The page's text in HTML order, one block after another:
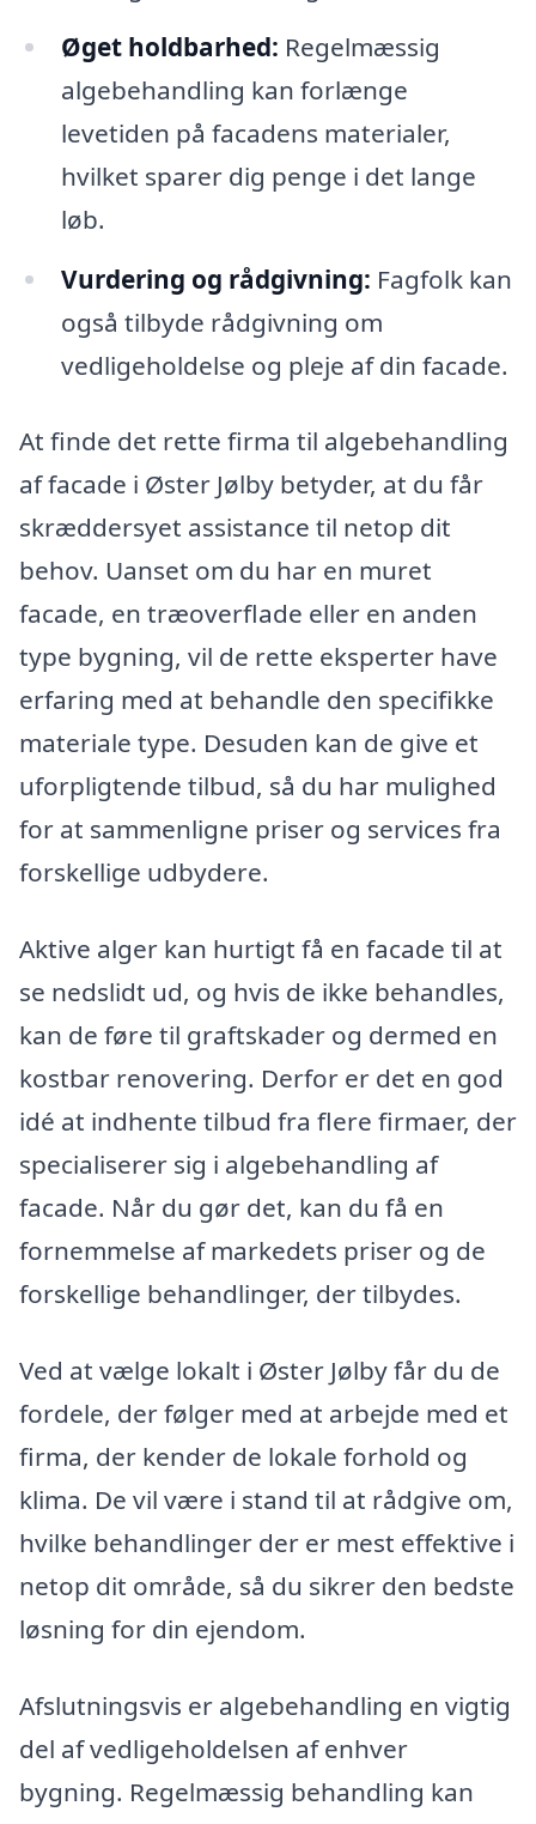
Øget holdbarhed: Regelmæssig
algebehandling kan forlænge
levetiden på facadens materialer,
hvilket sparer dig penge i det lange
løb.
Vurdering og rådgivning: Fagfolk kan
også tilbyde rådgivning om
vedligeholdelse og pleje af din facade.
At finde det rette firma til algebehandling
af facade i Øster Jølby betyder, at du får
skræddersyet assistance til netop dit
behov. Uanset om du har en muret
facade, en træoverflade eller en anden
type bygning, vil de rette eksperter have
erfaring med at behandle den specifikke
materiale type. Desuden kan de give et
uforpligtende tilbud, så du har mulighed
for at sammenligne priser og services fra
forskellige udbydere.
Aktive alger kan hurtigt få en facade til at
se nedslidt ud, og hvis de ikke behandles,
kan de føre til graftskader og dermed en
kostbar renovering. Derfor er det en god
idé at indhente tilbud fra flere firmaer, der
specialiserer sig i algebehandling af
facade. Når du gør det, kan du få en
fornemmelse af markedets priser og de
forskellige behandlinger, der tilbydes.
Ved at vælge lokalt i Øster Jølby får du de
fordele, der følger med at arbejde med et
firma, der kender de lokale forhold og
klima. De vil være i stand til at rådgive om,
hvilke behandlinger der er mest effektive i
netop dit område, så du sikrer den bedste
løsning for din ejendom.
Afslutningsvis er algebehandling en vigtig
del af vedligeholdelsen af enhver
bygning. Regelmæssig behandling kan